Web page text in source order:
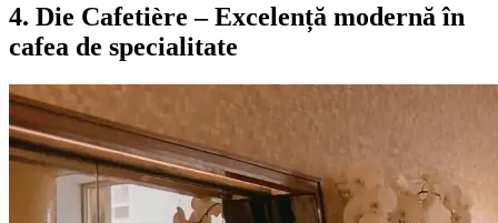
4. Die Cafetière – Excelență modernă în
cafea de specialitate